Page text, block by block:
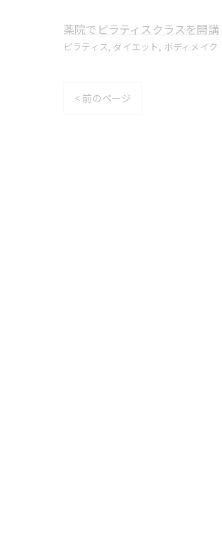
薬院でピラティスクラスを開講
ピラティス ダイエット ボディメイク
< 前のページ